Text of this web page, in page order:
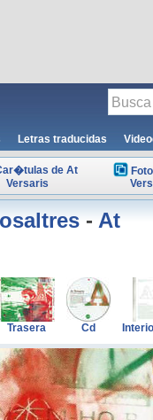
Letras traducidas
de At
Versaris
- At
Trasera Cd